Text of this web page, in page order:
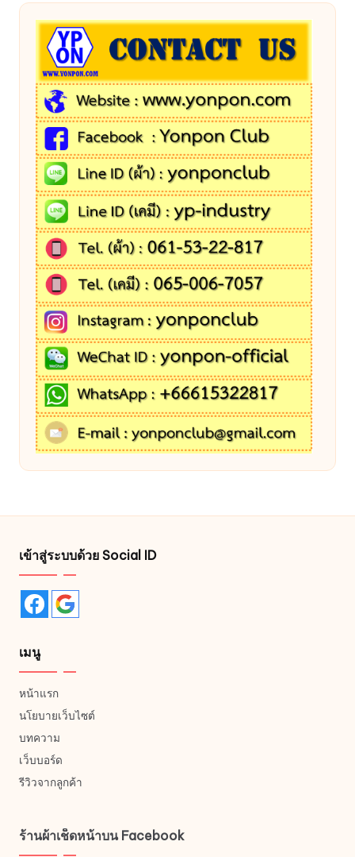
เข้าสู่ระบบด้วย Social ID
เมนู
หน้าแรก
นโยบายเว็บไซต์
บทความ
เว็บบอร์ด
รีวิวจากลูกค้า
ร้านผ้าเช็ดหน้าบน Facebook